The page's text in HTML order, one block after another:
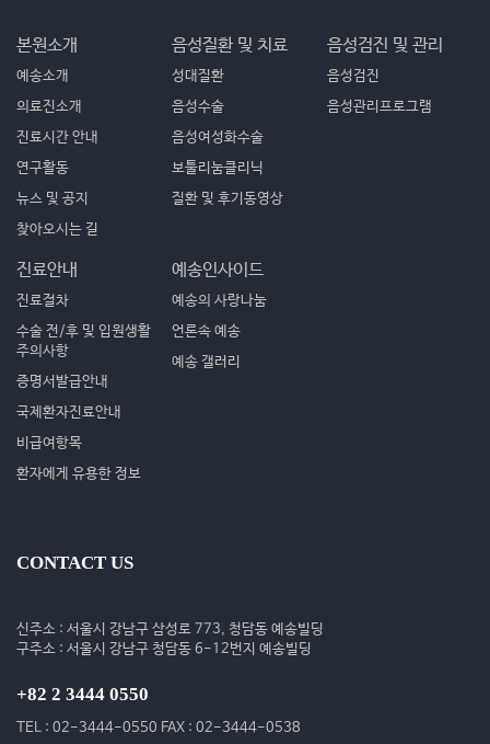
본원소개
예송소개
의료진소개
진료시간 안내
연구활동
뉴스 및 공지
찾아오시는 길
음성질환 및 치료
성대질환
음성수술
음성여성화수술
보툴리눔클리닉
질환 및 후기동영상
음성검진 및 관리
음성검진
음성관리프로그램
진료안내
진료절차
수술 전/후 및 입원생활
주의사항
증명서발급안내
국제환자진료안내
비급여항목
환자에게 유용한 정보
예송인사이드
예송의 사랑나눔
언론속 예송
예송 갤러리
CONTACT US
신주소 : 서울시 강남구 삼성로 773, 청담동 예송빌딩
구주소 : 서울시 강남구 청담동 6-12번지 예송빌딩
+82 2 3444 0550
TEL : 02-3444-0550 FAX : 02-3444-0538